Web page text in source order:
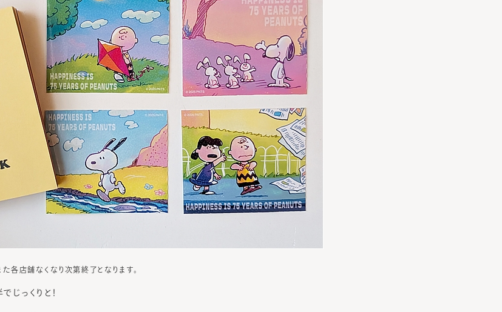
各店舗なくなり次第終了となります。
じっくりと！